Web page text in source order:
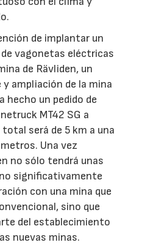
de implantar un
vagonetas eléctricas
de Rävliden, un
ampliación de la mina
hecho un pedido de
MT42 SG a
será de 5 km a una
Una vez
no sólo tendrá unas
significativamente
con una mina que
sino que
del establecimiento
nuevas minas.